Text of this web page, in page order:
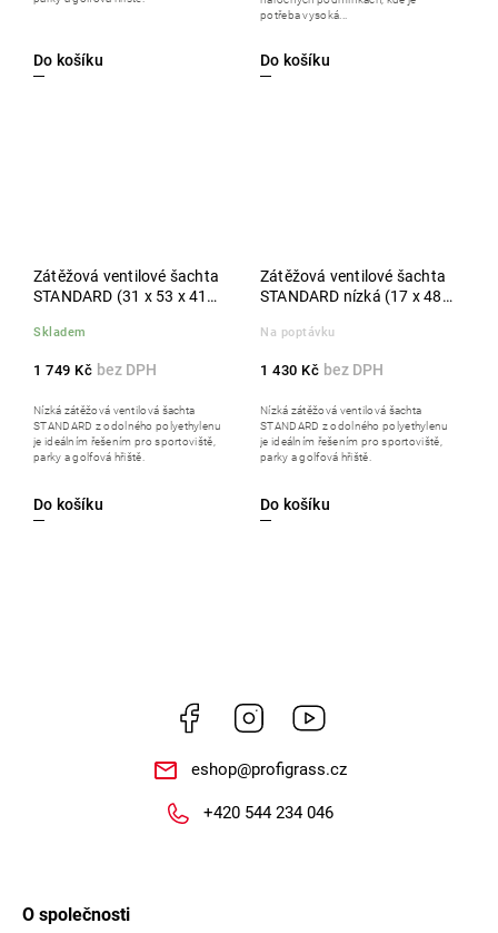
Do košíku Do košíku
potřeba vysoká...
Zátěžová ventilové šachta
STANDARD (31 x 53 x 41
Skladem
1 749 Kč
Do košíku
Nízká zátěžová ventilová šachta
STANDARD z odolného polyethylenu
je ideálním řešením pro sportoviště,
parky a golfová hřiště.
Zátěžová ventilové šachta
STANDARD nízká (17 x 48 x
Na poptávku
1 430 Kč
Do košíku
Nízká zátěžová ventilová šachta
STANDARD z odolného polyethylenu
je ideálním řešením pro sportoviště,
parky a golfová hřiště.
Facebook Instagram
eshop@profigrass.cz
+420 544 234 046
O společnosti